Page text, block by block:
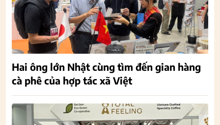
Hai ông lớn Nhật cùng tìm đến gian hàng
cà phê của hợp tác xã Việt